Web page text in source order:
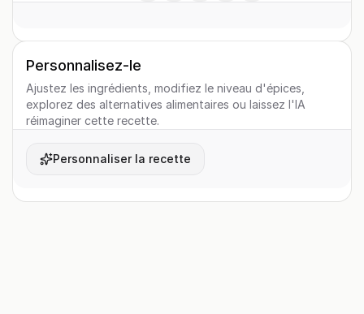
Personnalisez-le
Ajustez les ingrédients, modifiez le niveau d'épices,
explorez des alternatives alimentaires ou laissez l'IA
réimaginer cette recette.
Personnaliser la recette